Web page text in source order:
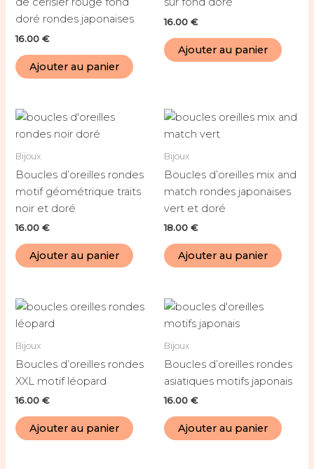
doré rondes japonaises
16.00€
Ajouter au panier
16.00 €
Ajouter au panier
Bijoux
Boucles d’oreilles rondes
motif géométrique traits
noir et doré
16.00€
Ajouter au panier
Bijoux
Boucles d’oreilles mix and
match rondes japonaises
vert et doré
18.00 €
Ajouter au panier
Bijoux
Boucles d’oreilles rondes
XXL motif léopard
16.00€
Ajouter au panier
Bijoux
Boucles d’oreilles rondes
asiatiques motifs japonais
16.00 €
Ajouter au panier